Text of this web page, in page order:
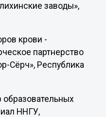
заводы»,
крови -
партнерство
Сёрч», Республика
ННГУ,